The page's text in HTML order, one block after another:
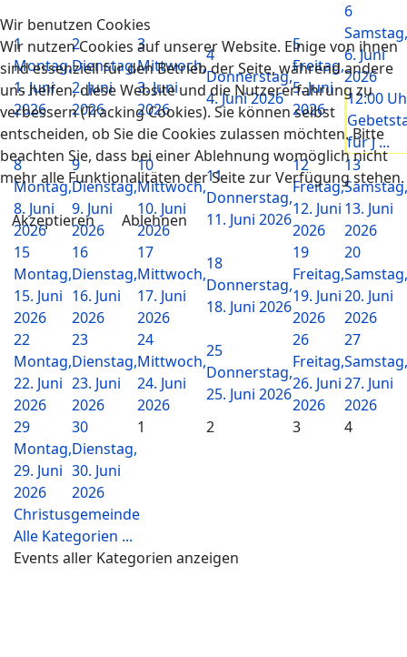
1
Montag,
1. Juni
2026
2
Dienstag,
2. Juni
2026
3
Mittwoch,
3. Juni
2026
4
Donnerstag,
4. Juni 2026
5
Freitag,
5. Juni
2026
6
Samstag,
6. Juni
2026
12:00
für J ...
8
Montag,
8. Juni
2026
9
Dienstag,
9. Juni
2026
10
Mittwoch,
10. Juni
2026
11
Donnerstag,
11. Juni 2026
12
Freitag,
12. Juni
2026
13
Samstag,
13. Juni
2026
15
Montag,
15. Juni
2026
16
Dienstag,
16. Juni
2026
17
Mittwoch,
17. Juni
2026
18
Donnerstag,
18. Juni 2026
19
Freitag,
19. Juni
2026
20
Samstag,
20. Juni
2026
22
Montag,
22. Juni
2026
23
Dienstag,
23. Juni
2026
24
Mittwoch,
24. Juni
2026
25
Donnerstag,
25. Juni 2026
26
Freitag,
26. Juni
2026
27
Samstag,
27. Juni
2026
29
Montag,
29. Juni
2026
30
Dienstag,
30. Juni
2026
1 2 3 4
Christusgemeinde
Alle Kategorien ...
Events aller Kategorien anzeigen
Wir benutzen Cookies
Wir nutzen Cookies auf unserer Website. Einige von ihnen
sind essenziell für den Betrieb der Seite, während andere
uns helfen, diese Website und die Nutzererfahrung zu
verbessern (Tracking Cookies). Sie können selbst
entscheiden, ob Sie die Cookies zulassen möchten. Bitte
beachten Sie, dass bei einer Ablehnung womöglich nicht
mehr alle Funktionalitäten der Seite zur Verfügung stehen.
Akzeptieren Ablehnen